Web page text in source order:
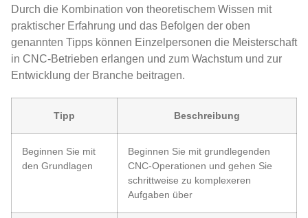
Durch die Kombination von theoretischem Wissen mit
praktischer Erfahrung und das Befolgen der oben
genannten Tipps können Einzelpersonen die Meisterschaft
in CNC-Betrieben erlangen und zum Wachstum und zur
Entwicklung der Branche beitragen.
Tipp Beschreibung
Beginnen Sie mit
den Grundlagen
Beginnen Sie mit grundlegenden
CNC-Operationen und gehen Sie
schrittweise zu komplexeren
Aufgaben über